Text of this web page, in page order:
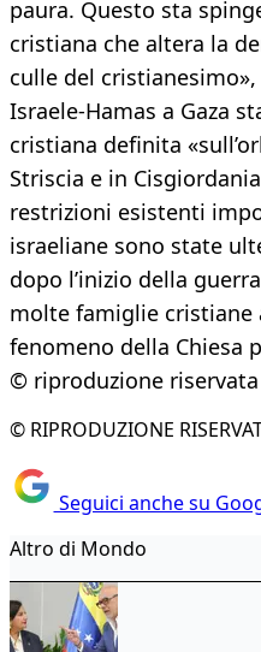
paura. Questo sta
cristiana che altera la
culle del
Israele-Hamas a Gaza
cristiana definita
Striscia e in
restrizioni esistenti
israeliane sono state
dopo l’inizio della
molte famiglie
fenomeno della Chiesa
© riproduzione riservata
© RIPRODUZIONE
Seguici anche su
Altro di Mondo